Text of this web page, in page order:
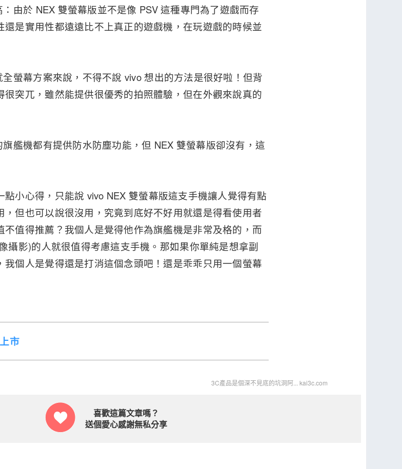
由於 NEX 雙螢幕版並不是像 PSV 這種專門為了遊戲而存
是實用性都遠遠比不上真正的遊戲機，在玩遊戲的時候並
螢幕方案來說，不得不說 vivo 想出的方法是很好啦！但背
突兀，雖然能提供很優秀的拍照體驗，但在外觀來說真的
艦機都有提供防水防塵功能，但 NEX 雙螢幕版卻沒有，這
小心得，只能說 vivo NEX 雙螢幕版這支手機讓人覺得有點
但也可以說很沒用，究竟到底好不好用就還是得看使用者
值得推薦？我個人是覺得他作為旗艦機是非常及格的，而
攝影)的人就很值得考慮這支手機。那如果你單純是想拿副
個人是覺得還是打消這個念頭吧！還是乖乖只用一個螢幕
市
3C產品是個深不見底的坑洞阿... kai3c.com
喜歡這篇文章嗎？
送個愛心感謝無私分享